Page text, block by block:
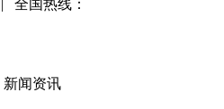
新闻资讯
全国热线：